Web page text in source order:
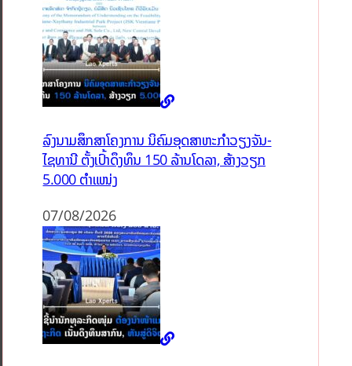
ລົງນາມສຶກສາໂຄງການ ນິຄົມອຸດສາຫະກຳວຽງຈັນ-
ໄຊທານີ ຕັ້ງເປົ້າດຶງທຶນ 150 ລ້ານໂດລາ, ສ້າງວຽກ
5.000 ຕຳແໜ່ງ
07/08/2026